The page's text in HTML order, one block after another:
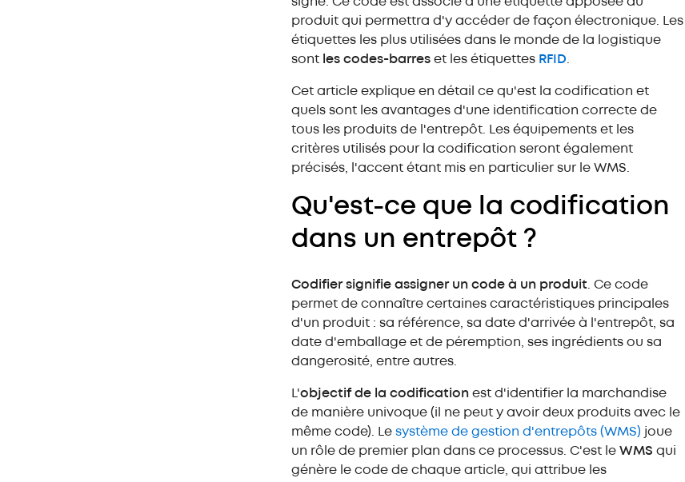
produit qui permettra d'y accéder de façon électronique. Les
étiquettes les plus utilisées dans le monde de la logistique
sont les codes-barres et les étiquettes RFID
Cet article explique en détail ce qu'est la codification et
quels sont les avantages d'une identification correcte de
tous les produits de l'entrepôt. Les équipements et les
critères utilisés pour la codification seront également
précisés, l'accent étant mis en particulier sur le WMS.
Qu'est-ce que la codification
dans un entrepôt ?
Codifier signifie assigner un code à un produit . Ce code
permet de connaître certaines caractéristiques principales
d'un produit : sa référence, sa date d'arrivée à l'entrepôt, sa
date d'emballage et de péremption, ses ingrédients ou sa
dangerosité, entre autres.
L'objectif de la codification est d'identifier la marchandise
de manière univoque (il ne peut y avoir deux produits avec le
même code). Le système de gestion d'entrepôts (WMS) joue
un rôle de premier plan dans ce processus. C'est le WMS qui
génère le code de chaque article, qui attribue les